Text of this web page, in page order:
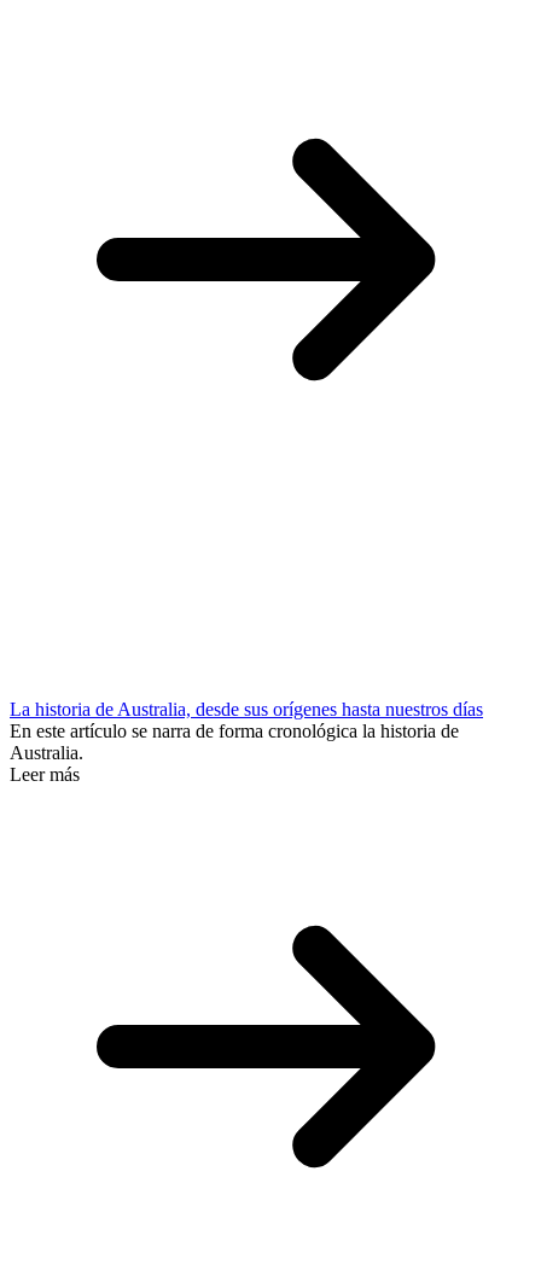
La historia de Australia, desde sus orígenes hasta nuestros días
En este artículo se narra de forma cronológica la historia de
Australia.
Leer más